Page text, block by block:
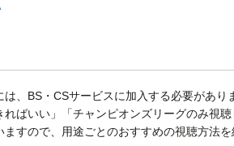
、BS・CSサービスに加入する必要があり
ばいい」「チャンピオンズリーグのみ視聴
すので、用途ごとのおすすめの視聴方法を